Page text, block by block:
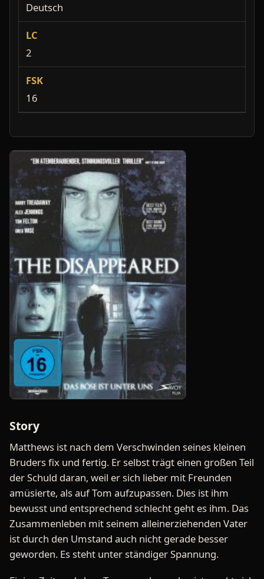
Deutsch
LC
2
FSK
16
Story
Matthews ist nach dem Verschwinden seines kleinen
Bruders fix und fertig. Er selbst trägt einen großen Teil
der Schuld daran, weil er sich lieber mit Freunden
amüsierte, als auf Tom aufzupassen. Dies ist ihm
bewusst und entsprechend schlecht geht es ihm. Das
Zusammenleben mit seinem alleinerziehenden Vater
ist durch den Umstand auch nicht gerade besser
geworden. Es steht unter ständiger Spannung.